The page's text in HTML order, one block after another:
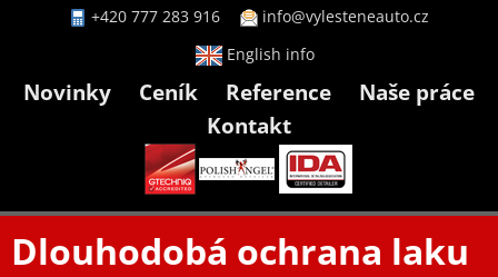
+420 777 283 916
info@vylesteneauto.cz
English info
Novinky Ceník Reference
Naše práce
Kontakt
Dlouhodobá ochrana laku